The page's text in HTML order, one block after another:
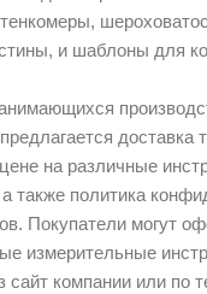
и шаблоны для
доставка
на различные
также политика
Покупатели могут
измерительные
сайт компании или по